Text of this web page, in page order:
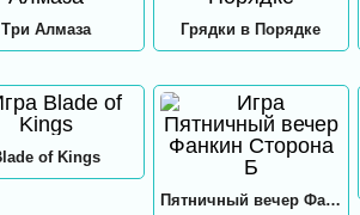
Три Алмаза Грядки в Порядке
of Kings
Пятничный вечер Фанкин Сторона Б